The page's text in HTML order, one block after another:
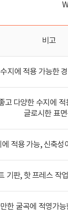
비고
지에 적용 가능한
고 다양한 수지에
글로시한 표
적용 가능, 신축성
기판, 핫 프레스 작
한 굴곡에 적영가